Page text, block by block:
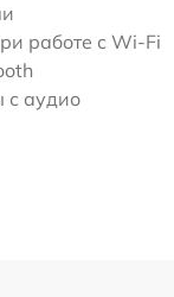
работе с Wi-Fi
с аудио